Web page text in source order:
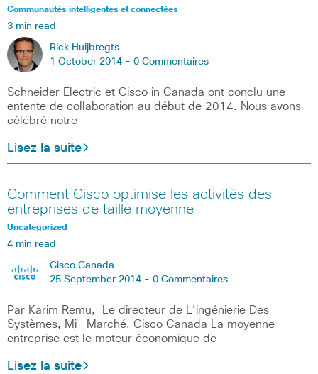
Communautés intelligentes et connectées
3 min read
Rick Huijbregts
1 October 2014 - 0 Commentaires
Schneider Electric et Cisco in Canada ont conclu une
entente de collaboration au début de 2014. Nous avons
célébré notre
Lisez la suite
Comment Cisco optimise les activités des
entreprises de taille moyenne
Uncategorized
4 min read
Cisco Canada
25 September 2014 - 0 Commentaires
Par Karim Remu, Le directeur de L’ingénierie Des
Systèmes, Mi- Marché, Cisco Canada La moyenne
entreprise est le moteur économique de
Lisez la suite